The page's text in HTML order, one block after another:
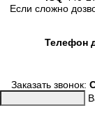
Если сложно
Телефон
Заказать звонок: